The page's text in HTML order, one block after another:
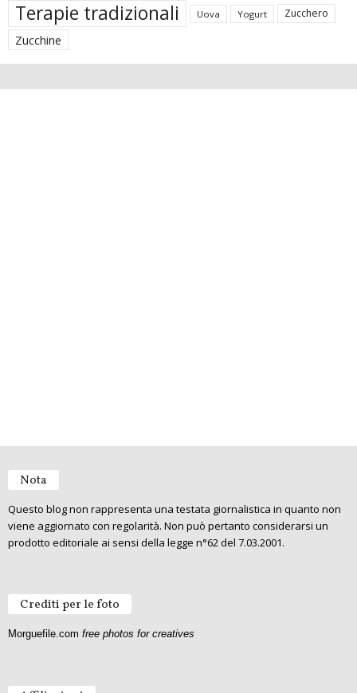
Terapie tradizionali Uova Yogurt Zucchero
Zucchine
Nota
Questo blog non rappresenta una testata giornalistica in quanto non
viene aggiornato con regolarità. Non può pertanto considerarsi un
prodotto editoriale ai sensi della legge n°62 del 7.03.2001.
Crediti per le foto
Morguefile.com free photos for creatives